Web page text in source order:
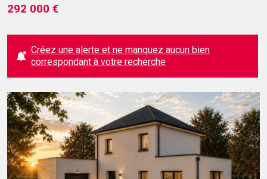
292 000 €
Créez une alerte et ne manquez aucun bien
correspondant à votre recherche